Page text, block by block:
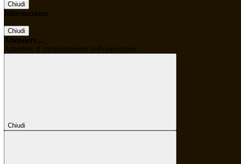
Chiudi
Informazione
Chiudi
Attendere...
Attendere il completamento dell'operazione...
Chiudi